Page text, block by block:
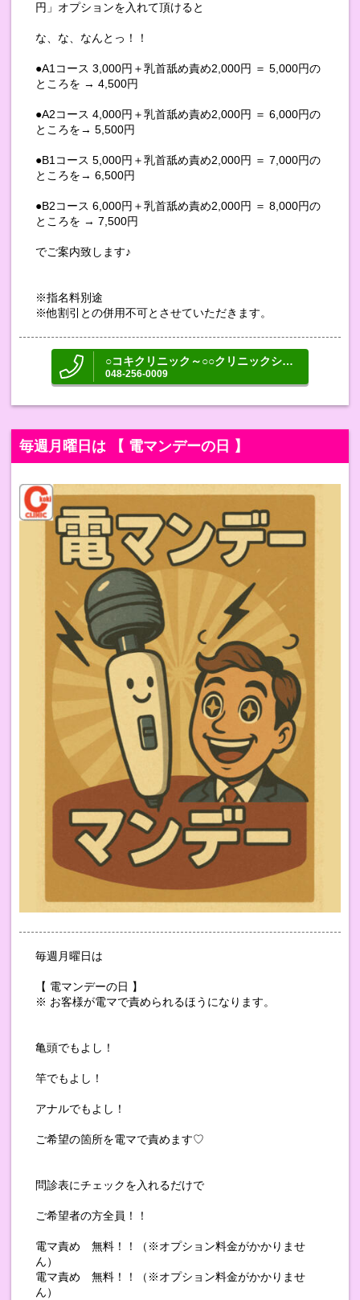
円」オプションを入れて頂けると
な、な、なんとっ！！
●A1コース 3,000円＋乳首舐め責め2,000円 ＝ 5,000円の
ところを → 4,500円
●A2コース 4,000円＋乳首舐め責め2,000円 ＝ 6,000円の
ところを→ 5,500円
●B1コース 5,000円＋乳首舐め責め2,000円 ＝ 7,000円の
ところを→ 6,500円
●B2コース 6,000円＋乳首舐め責め2,000円 ＝ 8,000円の
ところを → 7,500円
でご案内致します♪
※指名料別途
※他割引との併用不可とさせていただきます。
○コキクリニック～○○クリニックシリーズ～
048-256-0009
毎週月曜日は 【 電マンデーの日 】
毎週月曜日は
【 電マンデーの日 】
※ お客様が電マで責められるほうになります。
亀頭でもよし！
竿でもよし！
アナルでもよし！
ご希望の箇所を電マで責めます♡
問診表にチェックを入れるだけで
ご希望者の方全員！！
電マ責め 無料！！（※オプション料金がかかりませ
ん）
電マ責め 無料！！（※オプション料金がかかりませ
ん）